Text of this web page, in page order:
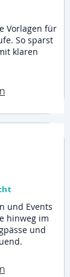
Vorlagen für
So sparst
klaren
und Events
hinweg im
und